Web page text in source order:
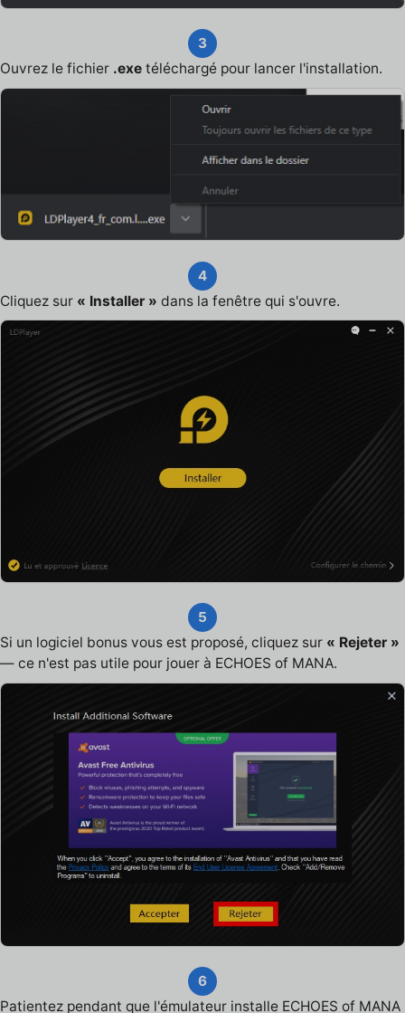
3
Ouvrez le fichier .exe téléchargé pour lancer l'installation.
4
Cliquez sur « Installer » dans la fenêtre qui s'ouvre.
5
Si un logiciel bonus vous est proposé, cliquez sur « Rejeter »
— ce n'est pas utile pour jouer à ECHOES of MANA.
6
Patientez pendant que l'émulateur installe ECHOES of MANA